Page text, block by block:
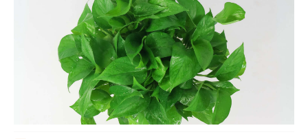
并给叶片喷水。注意事项：过冬温度应在10℃以上，室内环境要流
通，不能太闷。